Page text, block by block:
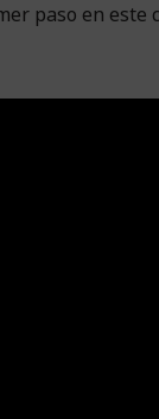
paso en este